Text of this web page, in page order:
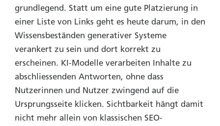
grundlegend. Statt um eine gute Platzierung in
einer Liste von Links geht es heute darum, in den
Wissensbeständen generativer Systeme
verankert zu sein und dort korrekt zu
erscheinen. KI-Modelle verarbeiten Inhalte zu
abschliessenden Antworten, ohne dass
Nutzerinnen und Nutzer zwingend auf die
Ursprungsseite klicken. Sichtbarkeit hängt damit
nicht mehr allein von klassischen SEO-